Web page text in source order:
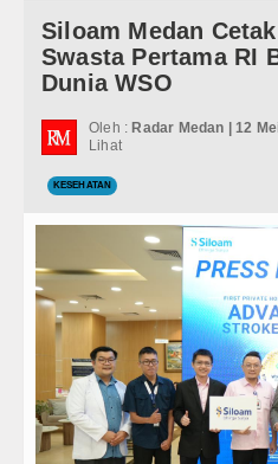
Politik
Hiburan
Olahraga
Teknologi
Wisata
TIPS dan TRIK
+ Lainnya
Video
Wali
Sebut
Siloam Medan
Swasta Pertama RI
Dunia WSO
Oleh : Radar Medan | 12
Lihat
KESEHATAN